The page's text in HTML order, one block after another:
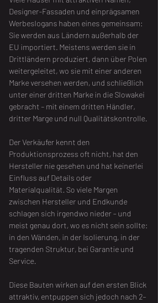
Designer-Fassaden und einprägsamen
Werbeslogans haben eines gemeinsam:
Sie werden aus Ländern außerhalb der
EU importiert. Meistens werden sie in
Drittländern produziert, dann über Polen
weitergeleitet, wo sie mit einer anderen
Marke versehen werden, und schließlich
unter einer dritten Marke in die Slowakei
gebracht – mit einem dritten Händler,
dritter Marge und null Qualitätskontrolle.
Der Verkäufer kennt den
Produktionsprozess oft nicht, hat den
Hersteller nie gesehen und hat keinerlei
Einfluss auf Details oder
Materialqualität. So viele Margen
zwischen Hersteller und Endkunde
schlagen sich irgendwo nieder – und
meist genau dort, wo es nicht sein sollte:
in den Wänden, in der Isolierung, in der
tragenden Struktur, bei Garantie und
Service.
Diese Bauten wirken auf den ersten Blick
attraktiv, entpuppen sich jedoch nach 2–